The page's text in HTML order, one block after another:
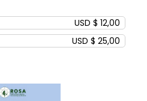
USD $ 12,00
USD $ 25,00